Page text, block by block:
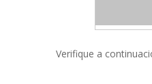
Verifique a